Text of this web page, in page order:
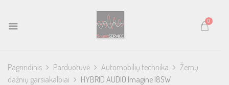
0
Pagrindinis Parduotuvė Automobilių technika
Žemų
dažnių garsiakalbiai
HYBRID AUDIO Imagine I8SW